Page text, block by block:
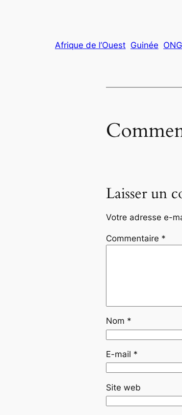
Afrique de l’Ouest Guinée
Laisser un
Votre adresse e-
Commentaire *
Nom *
E-mail *
Site web